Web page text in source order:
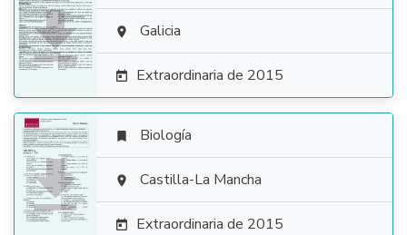
  Galicia
 Extraordinaria de 2015

 Biología
 Castilla-La Mancha
 Extraordinaria de 2015